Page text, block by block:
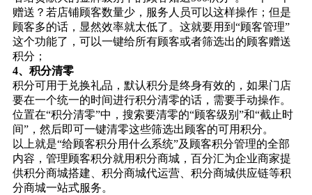
赠送？若店铺顾客数量少，服务人员可以这样操作；但是
顾客多的话，显然效率就太低了。这就要用到“顾客管理”
这个功能了，可以一键给所有顾客或者筛选出的顾客赠送
积分；
4、积分清零
积分可用于兑换礼品，默认积分是终身有效的，如果门店
要在一个统一的时间进行积分清零的话，需要手动操作。
位置在“积分清零”中，搜索要清零的“顾客级别”和“截止时
间”，然后即可一键清零这些筛选出顾客的可用积分。
以上就是“给顾客积分用什么系统”及顾客积分管理的全部
内容，管理顾客积分就用积分商城，百分汇为企业商家提
供积分商城搭建、积分商城代运营、积分商城供应链等积
分商城一站式服务。